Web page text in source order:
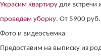
Украсим квартиру для
проведем уборку. От 5900 руб.
Фото и видеосъемка
Предоставим на выписку из